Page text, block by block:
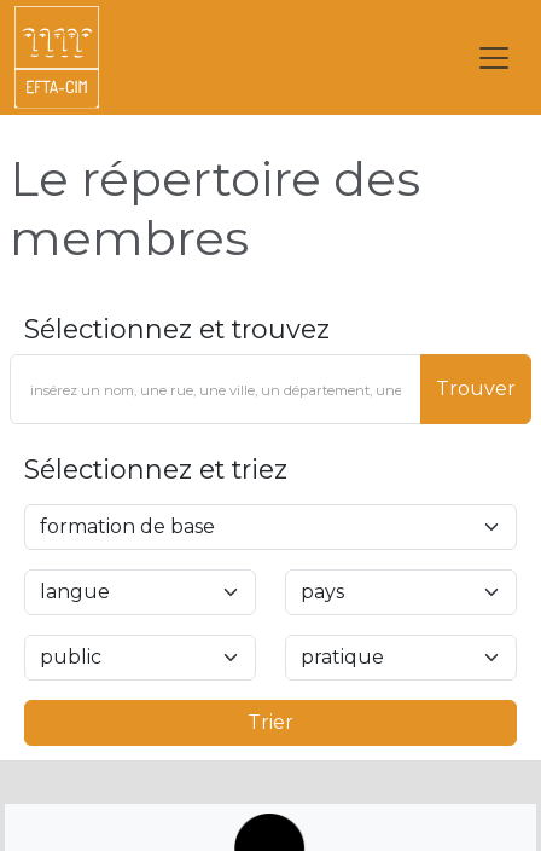
Le répertoire des
membres
Sélectionnez et trouvez
Trouver
Sélectionnez et triez
Trier